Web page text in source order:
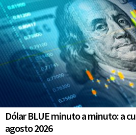
Dólar BLUE minuto a minuto: a
agosto 2026